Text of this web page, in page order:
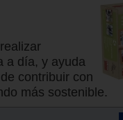
a día, y ayuda
contribuir con
más sostenible.